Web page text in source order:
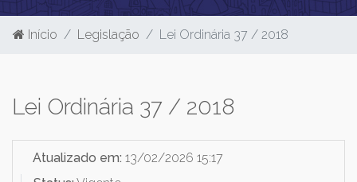
Início Legislação Lei Ordinária 37 / 2018
Lei Ordinária 37 / 2018
Atualizado em: 13/02/2026 15:17